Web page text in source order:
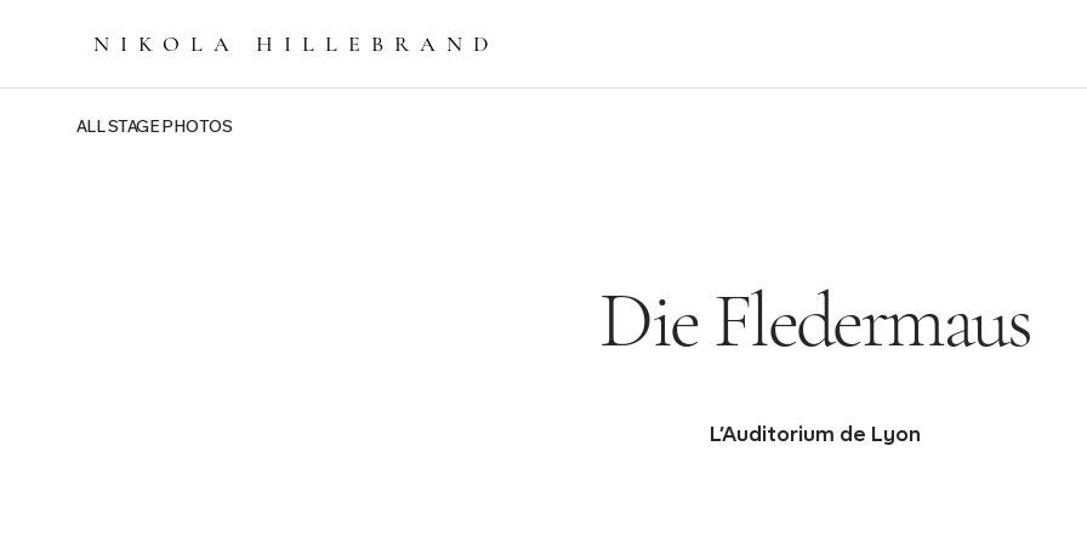
NIKOLA HILLEBRAN D
ALL STAGE PHOTOS
Die Fledermaus
L’Auditorium de Lyon